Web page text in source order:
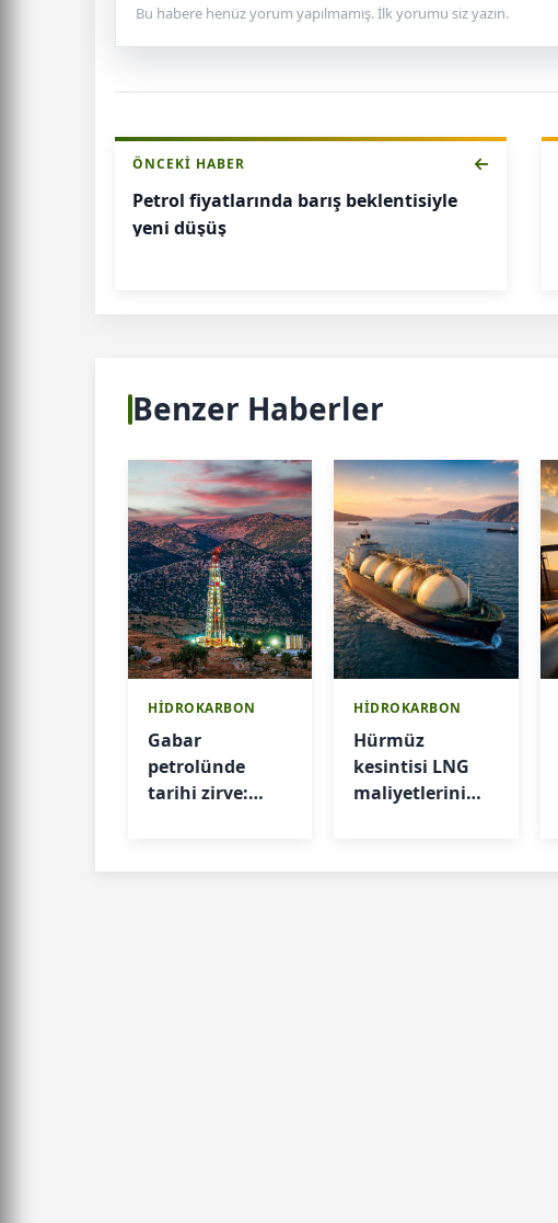
Bu habere henüz yorum yapılmamış. İlk yorumu siz yazın.
ÖNCEKI HABER
Petrol fiyatlarında barış beklentisiyle
yeni düşüş
Benzer Haberler
HİDROKARBON
Gabar
petrolünde
tarihi zirve:
HİDROKARBON
Hürmüz
kesintisi LNG
maliyetlerini